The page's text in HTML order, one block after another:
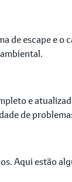
de escape e
e
de
Aqui estão